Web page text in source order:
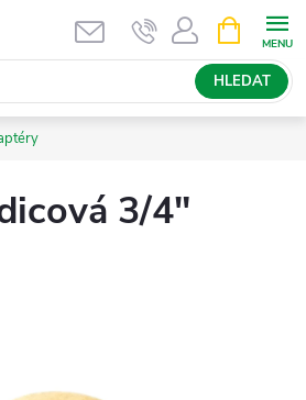
HLEDAT
NÁKUPNÍ
KOŠÍK
3/4"